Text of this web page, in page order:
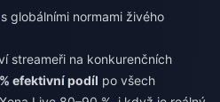
globálními normami živého
streameři na konkurenčních
efektivní podíl po všech